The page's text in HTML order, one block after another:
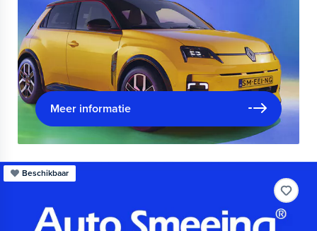
Meer informatie
Beschikbaar